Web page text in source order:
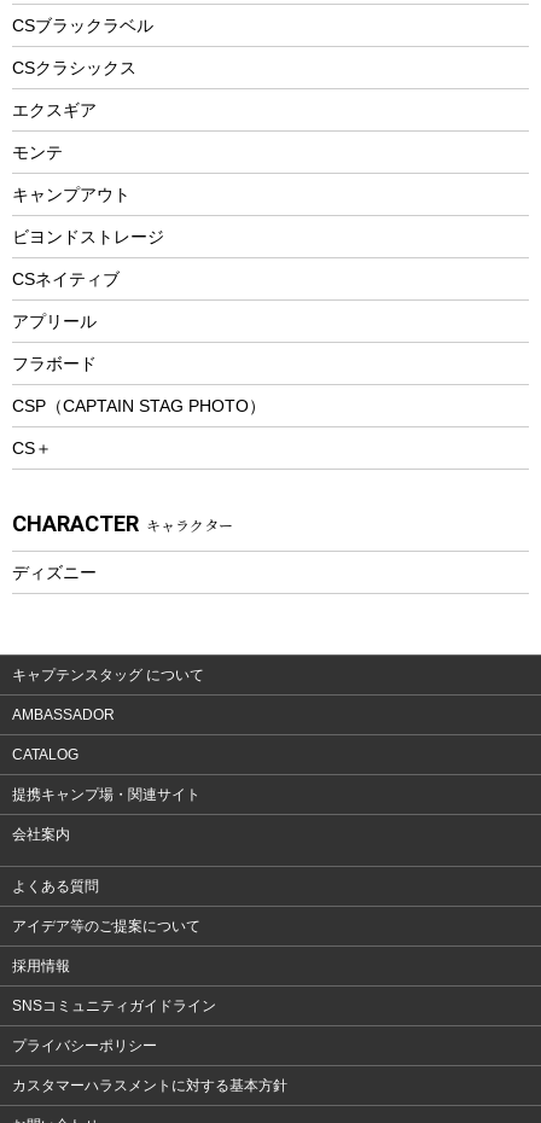
フードボトル
トレー
ランチョンマット
ランチボックス
ツール、他
アクセサリー
フローティングベスト
エアーポンプ
ビーチテント
ウィンター
スノーシュー
防寒ウェア
トレッキング
トレッキングステッキ
トレッキングアクセサリー
プレイグッズ
ウェルネス
ウェア、タオル
ウェア
CSブラックラベル
CSクラシックス
エクスギア
モンテ
キャンプアウト
ビヨンドストレージ
CSネイティブ
アプリール
フラボード
CSP（CAPTAIN STAG PHOTO）
CS＋
CHARACTER キャラクター
ディズニー
キャプテンスタッグ について
AMBASSADOR
CATALOG
提携キャンプ場・関連サイト
会社案内
よくある質問
アイデア等のご提案について
採用情報
SNSコミュニティガイドライン
プライバシーポリシー
カスタマーハラスメントに対する基本方針